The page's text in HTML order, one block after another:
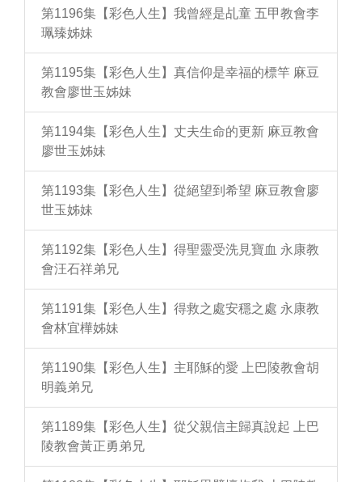
第1196集【彩色人生】我曾經是乩童 五甲教會李
珮臻姊妹
第1195集【彩色人生】真信仰是幸福的標竿 麻豆
教會廖世玉姊妹
第1194集【彩色人生】丈夫生命的更新 麻豆教會
廖世玉姊妹
第1193集【彩色人生】從絕望到希望 麻豆教會廖
世玉姊妹
第1192集【彩色人生】得聖靈受洗見寶血 永康教
會汪石祥弟兄
第1191集【彩色人生】得救之處安穩之處 永康教
會林宜樺姊妹
第1190集【彩色人生】主耶穌的愛 上巴陵教會胡
明義弟兄
第1189集【彩色人生】從父親信主歸真說起 上巴
陵教會黃正勇弟兄